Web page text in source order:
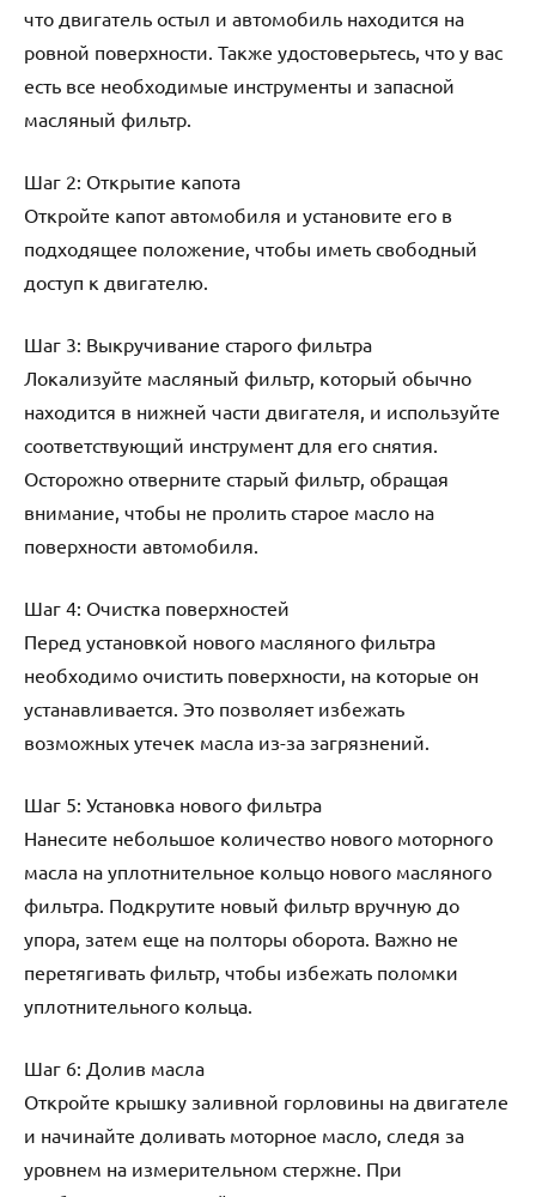
что двигатель остыл и автомобиль находится на
ровной поверхности. Также удостоверьтесь, что у вас
есть все необходимые инструменты и запасной
масляный фильтр.
Шаг 2: Открытие капота
Откройте капот автомобиля и установите его в
подходящее положение, чтобы иметь свободный
доступ к двигателю.
Шаг 3: Выкручивание старого фильтра
Локализуйте масляный фильтр, который обычно
находится в нижней части двигателя, и используйте
соответствующий инструмент для его снятия.
Осторожно отверните старый фильтр, обращая
внимание, чтобы не пролить старое масло на
поверхности автомобиля.
Шаг 4: Очистка поверхностей
Перед установкой нового масляного фильтра
необходимо очистить поверхности, на которые он
устанавливается. Это позволяет избежать
возможных утечек масла из-за загрязнений.
Шаг 5: Установка нового фильтра
Нанесите небольшое количество нового моторного
масла на уплотнительное кольцо нового масляного
фильтра. Подкрутите новый фильтр вручную до
упора, затем еще на полторы оборота. Важно не
перетягивать фильтр, чтобы избежать поломки
уплотнительного кольца.
Шаг 6: Долив масла
Откройте крышку заливной горловины на двигателе
и начинайте доливать моторное масло, следя за
уровнем на измерительном стержне. При